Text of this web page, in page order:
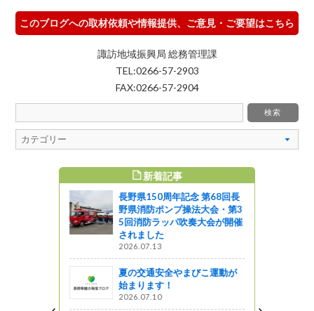
このブログへの取材依頼や情報提供、ご意見・ご要望はこちら
諏訪地域振興局 総務管理課
TEL:0266-57-2903
FAX:0266-57-2904
新着記事
長野県150周年記念 第68回長
野県消防ポンプ操法大会・第3
5回消防ラッパ吹奏大会が開催
されました
2026.07.13
夏の交通安全やまびこ運動が
始まります！
2026.07.10